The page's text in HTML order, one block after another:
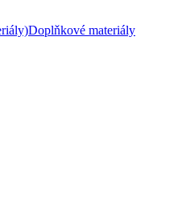
Doplňkové materiály